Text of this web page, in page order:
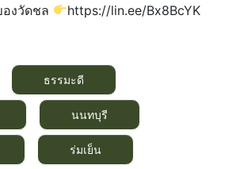
งวัดชล
https://lin.ee/Bx8BcYK
ธรรมะดี
นนทบุรี
ร่มเย็น